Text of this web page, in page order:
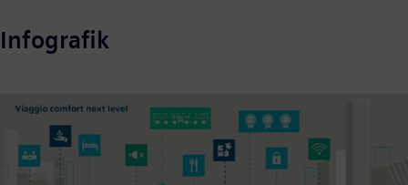
Infografik